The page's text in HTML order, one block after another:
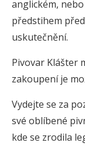
anglickém,
předstihem
uskutečnění.
Pivovar Klášter
zakoupení je
Vydejte se za
své oblíbené
kde se zrodila